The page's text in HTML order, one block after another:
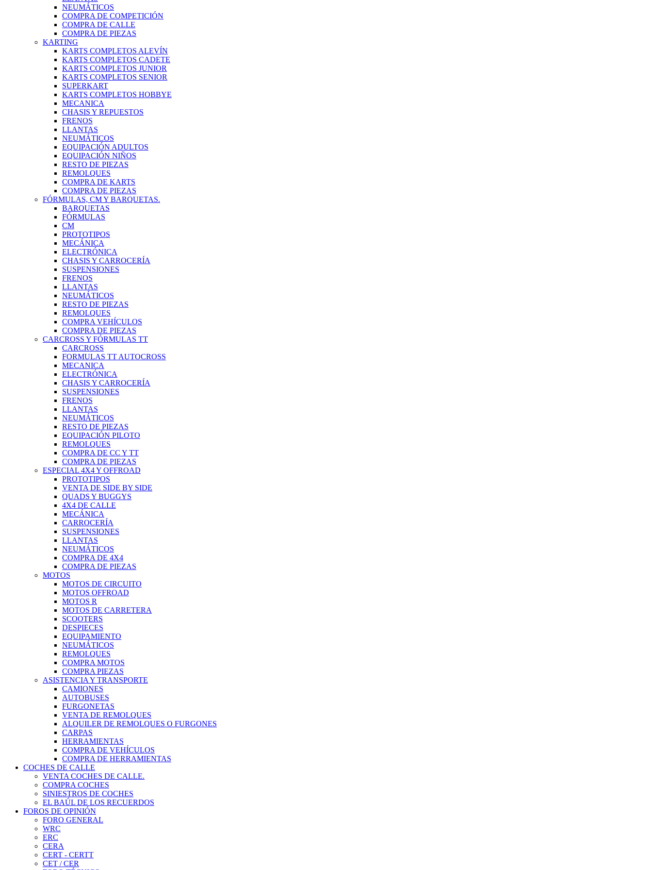
NEUMÁTICOS
COMPRA DE COMPETICIÓN
COMPRA DE CALLE
COMPRA DE PIEZAS
KARTING
KARTS COMPLETOS ALEVÍN
KARTS COMPLETOS CADETE
KARTS COMPLETOS JUNIOR
KARTS COMPLETOS SENIOR
SUPERKART
KARTS COMPLETOS HOBBYE
MECANICA
CHASIS Y REPUESTOS
FRENOS
LLANTAS
NEUMÁTICOS
EQUIPACIÓN ADULTOS
EQUIPACIÓN NIÑOS
RESTO DE PIEZAS
REMOLQUES
COMPRA DE KARTS
COMPRA DE PIEZAS
FÓRMULAS, CM Y BARQUETAS.
BARQUETAS
FÓRMULAS
CM
PROTOTIPOS
MECÁNICA
ELECTRÓNICA
CHASIS Y CARROCERÍA
SUSPENSIONES
FRENOS
LLANTAS
NEUMÁTICOS
RESTO DE PIEZAS
REMOLQUES
COMPRA VEHÍCULOS
COMPRA DE PIEZAS
CARCROSS Y FÓRMULAS TT
CARCROSS
FORMULAS TT AUTOCROSS
MECANICA
ELECTRÓNICA
CHASIS Y CARROCERÍA
SUSPENSIONES
FRENOS
LLANTAS
NEUMÁTICOS
RESTO DE PIEZAS
EQUIPACIÓN PILOTO
REMOLQUES
COMPRA DE CC Y TT
COMPRA DE PIEZAS
ESPECIAL 4X4 Y OFFROAD
PROTOTIPOS
VENTA DE SIDE BY SIDE
QUADS Y BUGGYS
4X4 DE CALLE
MECÁNICA
CARROCERÍA
SUSPENSIONES
LLANTAS
NEUMÁTICOS
COMPRA DE 4X4
COMPRA DE PIEZAS
MOTOS
MOTOS DE CIRCUITO
MOTOS OFFROAD
MOTOS R
MOTOS DE CARRETERA
SCOOTERS
DESPIECES
EQUIPAMIENTO
NEUMÁTICOS
REMOLQUES
COMPRA MOTOS
COMPRA PIEZAS
ASISTENCIA Y TRANSPORTE
CAMIONES
AUTOBUSES
FURGONETAS
VENTA DE REMOLQUES
ALQUILER DE REMOLQUES O FURGONES
CARPAS
HERRAMIENTAS
COMPRA DE VEHÍCULOS
COMPRA DE HERRAMIENTAS
COCHES DE CALLE
VENTA COCHES DE CALLE.
COMPRA COCHES
SINIESTROS DE COCHES
EL BAÚL DE LOS RECUERDOS
FOROS DE OPINIÓN
FORO GENERAL
WRC
ERC
CERA
CERT - CERTT
CET / CER